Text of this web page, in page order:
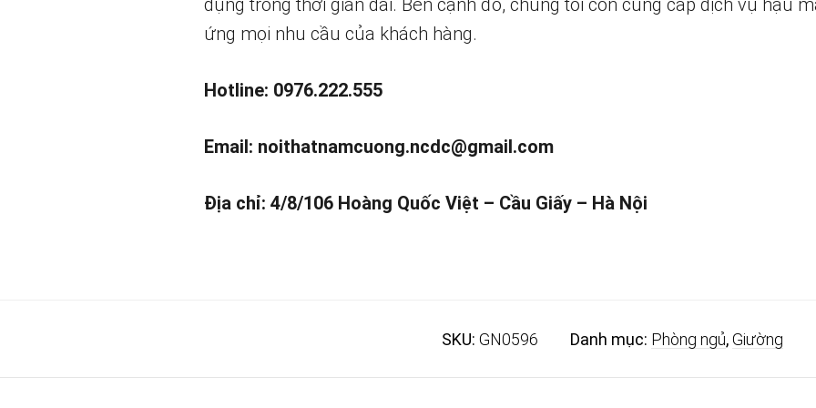
dụng trong thời gian dài. Bên cạnh đó, chúng tôi còn cung cấp dịch vụ hậu
ứng mọi nhu cầu của khách hàng.
Hotline: 0976.222.555
Email: noithatnamcuong.ncdc@gmail.com
Địa chỉ: 4/8/106 Hoàng Quốc Việt – Cầu Giấy – Hà Nội
SKU: GN0596 Danh mục: Phòng ngủ,Giường